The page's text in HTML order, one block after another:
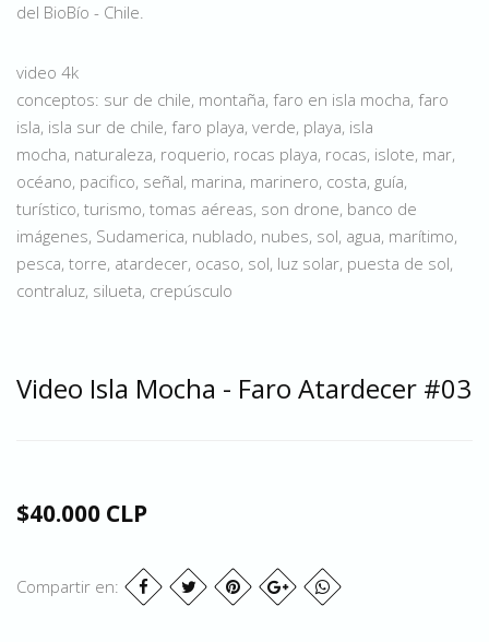
del BioBío - Chile.
video 4k
conceptos: sur de chile, montaña, faro en isla mocha, faro
isla, isla sur de chile, faro playa, verde, playa, isla
mocha, naturaleza, roquerio, rocas playa, rocas, islote, mar,
océano, pacifico, señal, marina, marinero, costa, guía,
turístico, turismo, tomas aéreas, son drone, banco de
imágenes, Sudamerica, nublado, nubes, sol, agua, marítimo,
pesca, torre, atardecer, ocaso, sol, luz solar, puesta de sol,
contraluz, silueta, crepúsculo
Video Isla Mocha - Faro Atardecer #03
$40.000 CLP
Compartir en: